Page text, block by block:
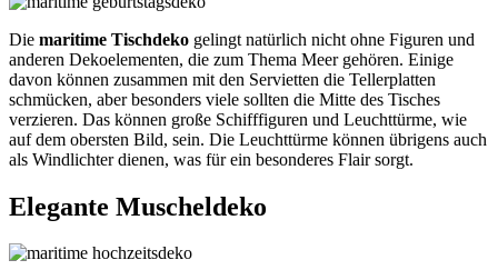
Die maritime Tischdeko gelingt natürlich nicht ohne Figuren und
anderen Dekoelementen, die zum Thema Meer gehören. Einige
davon können zusammen mit den Servietten die Tellerplatten
schmücken, aber besonders viele sollten die Mitte des Tisches
verzieren. Das können große Schifffiguren und Leuchttürme, wie
auf dem obersten Bild, sein. Die Leuchttürme können übrigens auch
als Windlichter dienen, was für ein besonderes Flair sorgt.
Elegante Muscheldeko